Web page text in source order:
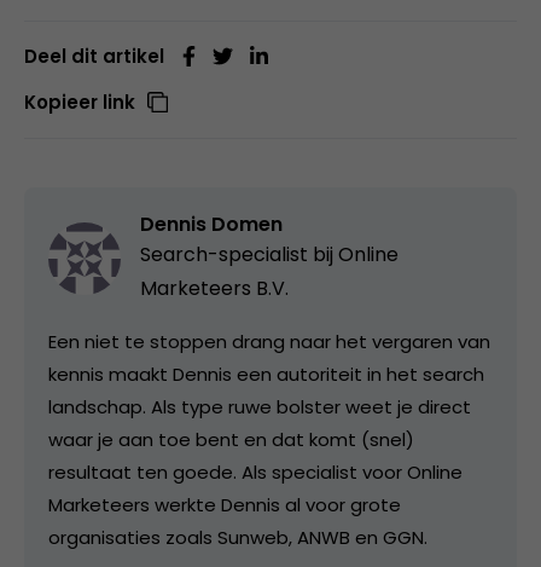
Deel dit artikel
Kopieer link
Dennis Domen
Search-specialist bij Online
Marketeers B.V.
Een niet te stoppen drang naar het vergaren van
kennis maakt Dennis een autoriteit in het search
landschap. Als type ruwe bolster weet je direct
waar je aan toe bent en dat komt (snel)
resultaat ten goede. Als specialist voor Online
Marketeers werkte Dennis al voor grote
organisaties zoals Sunweb, ANWB en GGN.